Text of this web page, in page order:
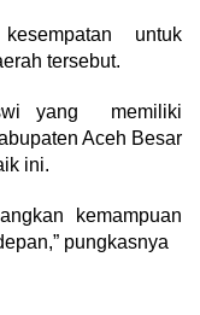
untuk
tersebut.
yang memiliki
Aceh Besar
ini.
kemampuan
pungkasnya